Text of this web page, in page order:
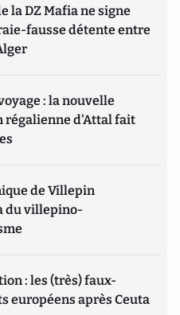
la DZ Mafia ne signe
fausse détente entre
: la nouvelle
régalienne d'Attal fait
de Villepin
du villepino-
: les (très) faux-
européens après Ceuta